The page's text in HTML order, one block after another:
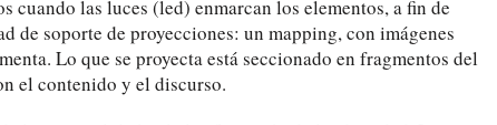
cuando las luces (led) enmarcan los elementos, a fin de
de soporte de proyecciones: un mapping, con imágenes
Lo que se proyecta está seccionado en fragmentos del
el contenido y el discurso.